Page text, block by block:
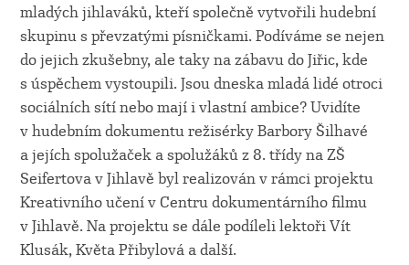
mladých jihlaváků, kteří společně vytvořili hudební
skupinu s převzatými písničkami. Podíváme se nejen
do jejich zkušebny, ale taky na zábavu do Jiřic, kde
s úspěchem vystoupili. Jsou dneska mladá lidé otroci
sociálních sítí nebo mají i vlastní ambice? Uvidíte
v hudebním dokumentu režisérky Barbory Šilhavé
a jejích spolužaček a spolužáků z 8. třídy na ZŠ
Seifertova v Jihlavě byl realizován v rámci projektu
Kreativního učení v Centru dokumentárního filmu
v Jihlavě. Na projektu se dále podíleli lektoři Vít
Klusák, Květa Přibylová a další.